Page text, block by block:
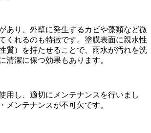
あり、外壁に発生するカビや藻類など微
くれるのも特徴です。塗膜表面に親水性
質）を持たせることで、雨水が汚れを洗
清潔に保つ効果もあります。
用し、適切にメンテナンスを行いまし
メンテナンスが不可欠です。